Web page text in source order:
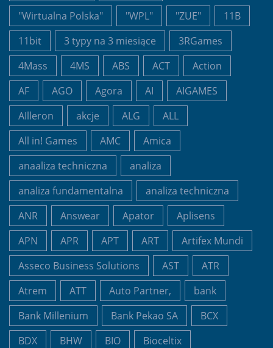
"Wirtualna Polska"
"WPL" "ZUE"
11B
11bit
3 typy na 3 miesiące
3RGames
4Mass
4MS ABS ACT
Action
AF
AGO Agora AI
AIGAMES
AIlleron
akcje ALG
ALL
All in! Games
AMC
Amica
anaaliza techniczna
analiza
analiza fundamentalna
analiza techniczna
ANR
Answear Apator
Aplisens
APN
APR APT ART
Artifex Mundi
Asseco Business Solutions
AST
ATR
Atrem
ATT Auto Partner,
bank
Bank Millenium
Bank Pekao SA
BCX
BDX
BHW BIO
Bioceltix